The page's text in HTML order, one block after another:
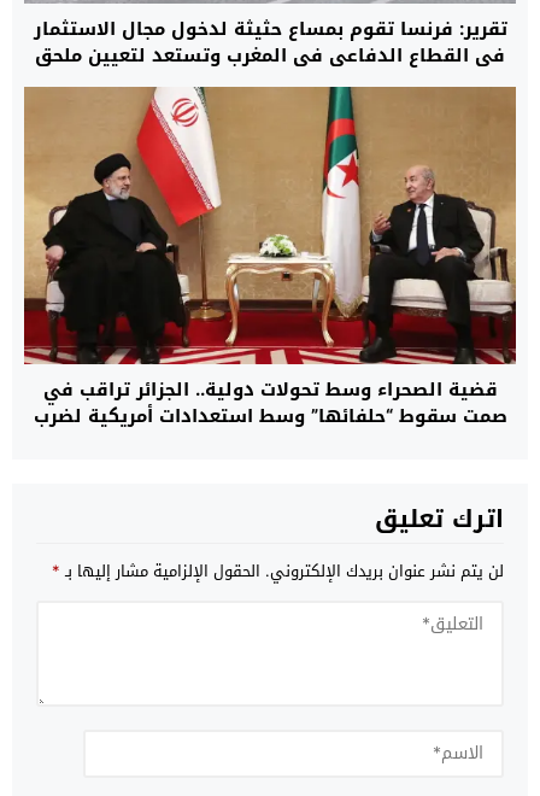
تقرير: فرنسا تقوم بمساع حثيثة لدخول مجال الاستثمار
في القطاع الدفاعي في المغرب وتستعد لتعيين ملحق
خاص بالمعدات العسكرية في سفارتها بالرباط
قضية الصحراء وسط تحولات دولية.. الجزائر تراقب في
صمت سقوط “حلفائها” وسط استعدادات أمريكية لضرب
اترك تعليق
لن يتم نشر عنوان بريدك الإلكتروني. الحقول الإلزامية مشار إليها بـ*